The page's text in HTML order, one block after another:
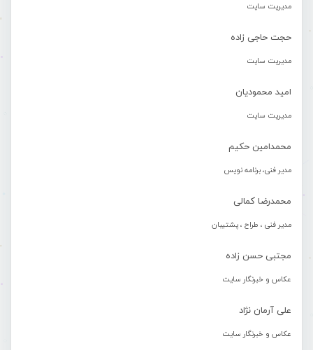
مدیریت سایت
حجت حاجی زاده
مدیریت سایت
امید محمودیان
مدیریت سایت
محمدامین حکیم
مدیر فنی، برنامه نویس
محمدرضا کمالی
مدیر فنی ، طراح ، پشتیبان
مجتبی حسن زاده
عکاس و خبرنگار سایت
علی آرمان نژاد
عکاس و خبرنگار سایت